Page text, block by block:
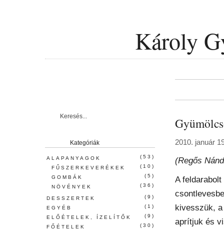
Károly
2010. január
(Regős
A
kivesszük,
aprítjuk és
Kategóriák
ALAPANYAGOK
(53)
FŰSZERKEVERÉKEK
(10)
GOMBÁK
(5)
NÖVÉNYEK
(36)
DESSZERTEK
(9)
EGYÉB
(1)
ELŐÉTELEK, ÍZELÍTŐK
(9)
FŐÉTELEK
(30)